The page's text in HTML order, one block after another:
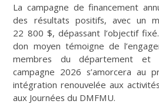
La campagne de financement
des résultats positifs, avec un
22 800 $, dépassant l’objectif
don moyen témoigne de
membres du département et
campagne 2026 s’amorcera au
intégration renouvelée aux
aux Journées du DMFMU.